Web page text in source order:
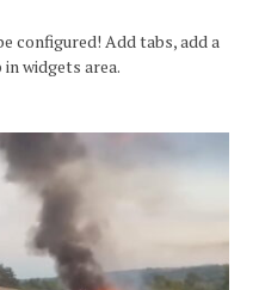
configured! Add tabs, add a
widgets area.